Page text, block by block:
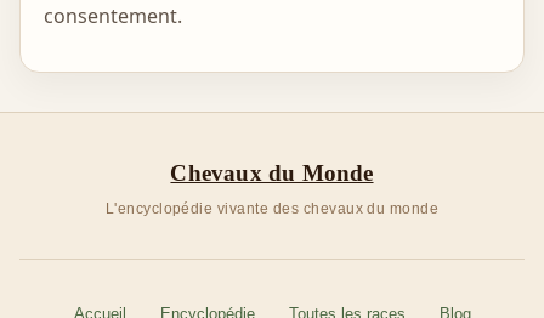
consentement.
Chevaux du Monde
L'encyclopédie vivante des chevaux du monde
Accueil Encyclopédie Toutes les races Blog